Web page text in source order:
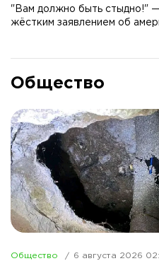
"Вам должно быть стыдно!"
жёстким заявлением об
Общество
Общество 6 августа 2026